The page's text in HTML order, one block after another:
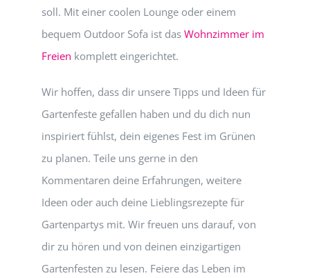
soll. Mit einer coolen Lounge oder einem
bequem Outdoor Sofa ist das Wohnzimmer im
Freien komplett eingerichtet.
Wir hoffen, dass dir unsere Tipps und Ideen für
Gartenfeste gefallen haben und du dich nun
inspiriert fühlst, dein eigenes Fest im Grünen
zu planen. Teile uns gerne in den
Kommentaren deine Erfahrungen, weitere
Ideen oder auch deine Lieblingsrezepte für
Gartenpartys mit. Wir freuen uns darauf, von
dir zu hören und von deinen einzigartigen
Gartenfesten zu lesen. Feiere das Leben im